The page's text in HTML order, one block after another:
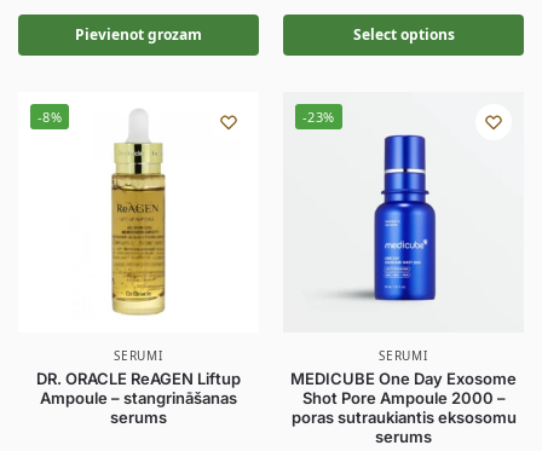
Pievienot grozam Select options
-8%
SERUMI
DR. ORACLE ReAGEN Liftup
Ampoule – stangrināšanas
serums
-23%
SERUMI
MEDICUBE One Day Exosome
Shot Pore Ampoule 2000 –
poras sutraukiantis eksosomu
serums